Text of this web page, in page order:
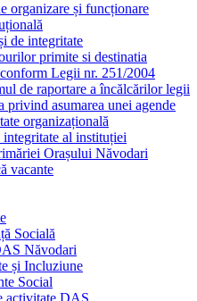
organizare și funcționare
de integritate
primite si destinatia
Legii nr. 251/2004
de raportare a încălcărilor legii
privind asumarea unei agende
organizațională
integritate al instituției
Orașului Năvodari
vacante
Socială
Năvodari
și Incluziune
Social
activitate DAS